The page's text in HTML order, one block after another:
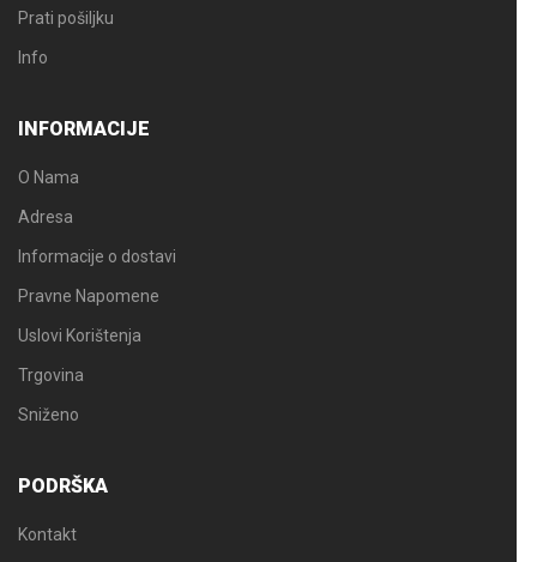
Prati pošiljku
Info
INFORMACIJE
O Nama
Adresa
Informacije o dostavi
Pravne Napomene
Uslovi Korištenja
Trgovina
Sniženo
PODRŠKA
Kontakt